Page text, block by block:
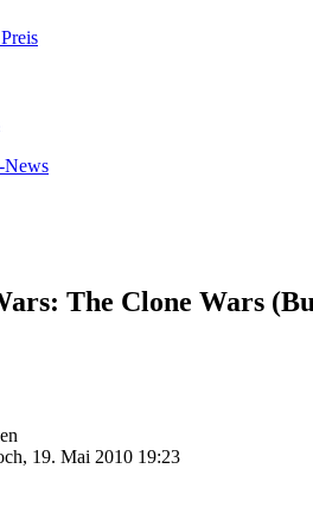
News
The Clone Wars
19. Mai 2010 19:23